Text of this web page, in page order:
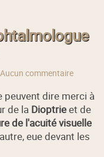
Aucun commentaire
peuvent dire merci à
de la Dioptrieet de
de l'acuité visuelle
eue devant les